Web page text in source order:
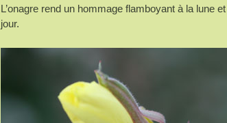
L’onagre rend un hommage flamboyant à la lune
jour.